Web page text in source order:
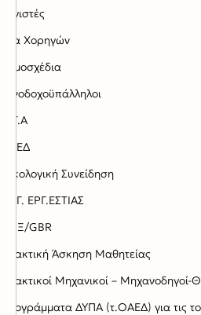
Λογιστές
Νέα Χορηγών
Νομοσχέδια
Ξενοδοχοϋπάλληλοι
Ο.Γ.Α
ΟΑΕΔ
Οικολογική Συνείδηση
ΟΡΓ. ΕΡΓ.ΕΣΤΙΑΣ
ΠΟΞ/GBR
Πρακτική Άσκηση Μαθητείας
Πρακτικοί Μηχανικοί – Μηχανοδηγοί-
Προγράμματα ΔΥΠΑ (τ.ΟΑΕΔ) για τις